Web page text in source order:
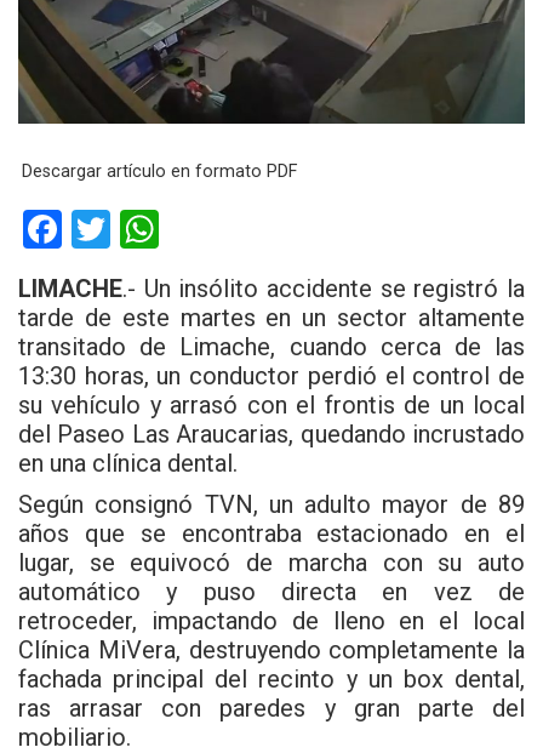
Descargar artículo en formato PDF
F
a
ce
b
o
o
k
T
wi
tt
er
at
s
A
p
p
LIMACHE.- Un insólito accidente se registró la
tarde de este martes en un sector altamente
transitado de Limache, cuando cerca de las
13:30 horas, un conductor perdió el control de
su vehículo y arrasó con el frontis de un local
del Paseo Las Araucarias, quedando incrustado
en una clínica dental.
Según consignó TVN, un adulto mayor de 89
años que se encontraba estacionado en el
lugar, se equivocó de marcha con su auto
automático y puso directa en vez de
retroceder, impactando de lleno en el local
Clínica MiVera, destruyendo completamente la
fachada principal del recinto y un box dental,
ras arrasar con paredes y gran parte del
mobiliario.